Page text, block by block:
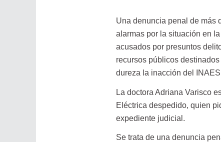
Una denuncia penal de más
alarmas por la situación en
acusados por presuntos
recursos públicos
dureza la inacción del
La doctora Adriana Varisco
Eléctrica despedido, quien
expediente judicial.
Se trata de una denuncia